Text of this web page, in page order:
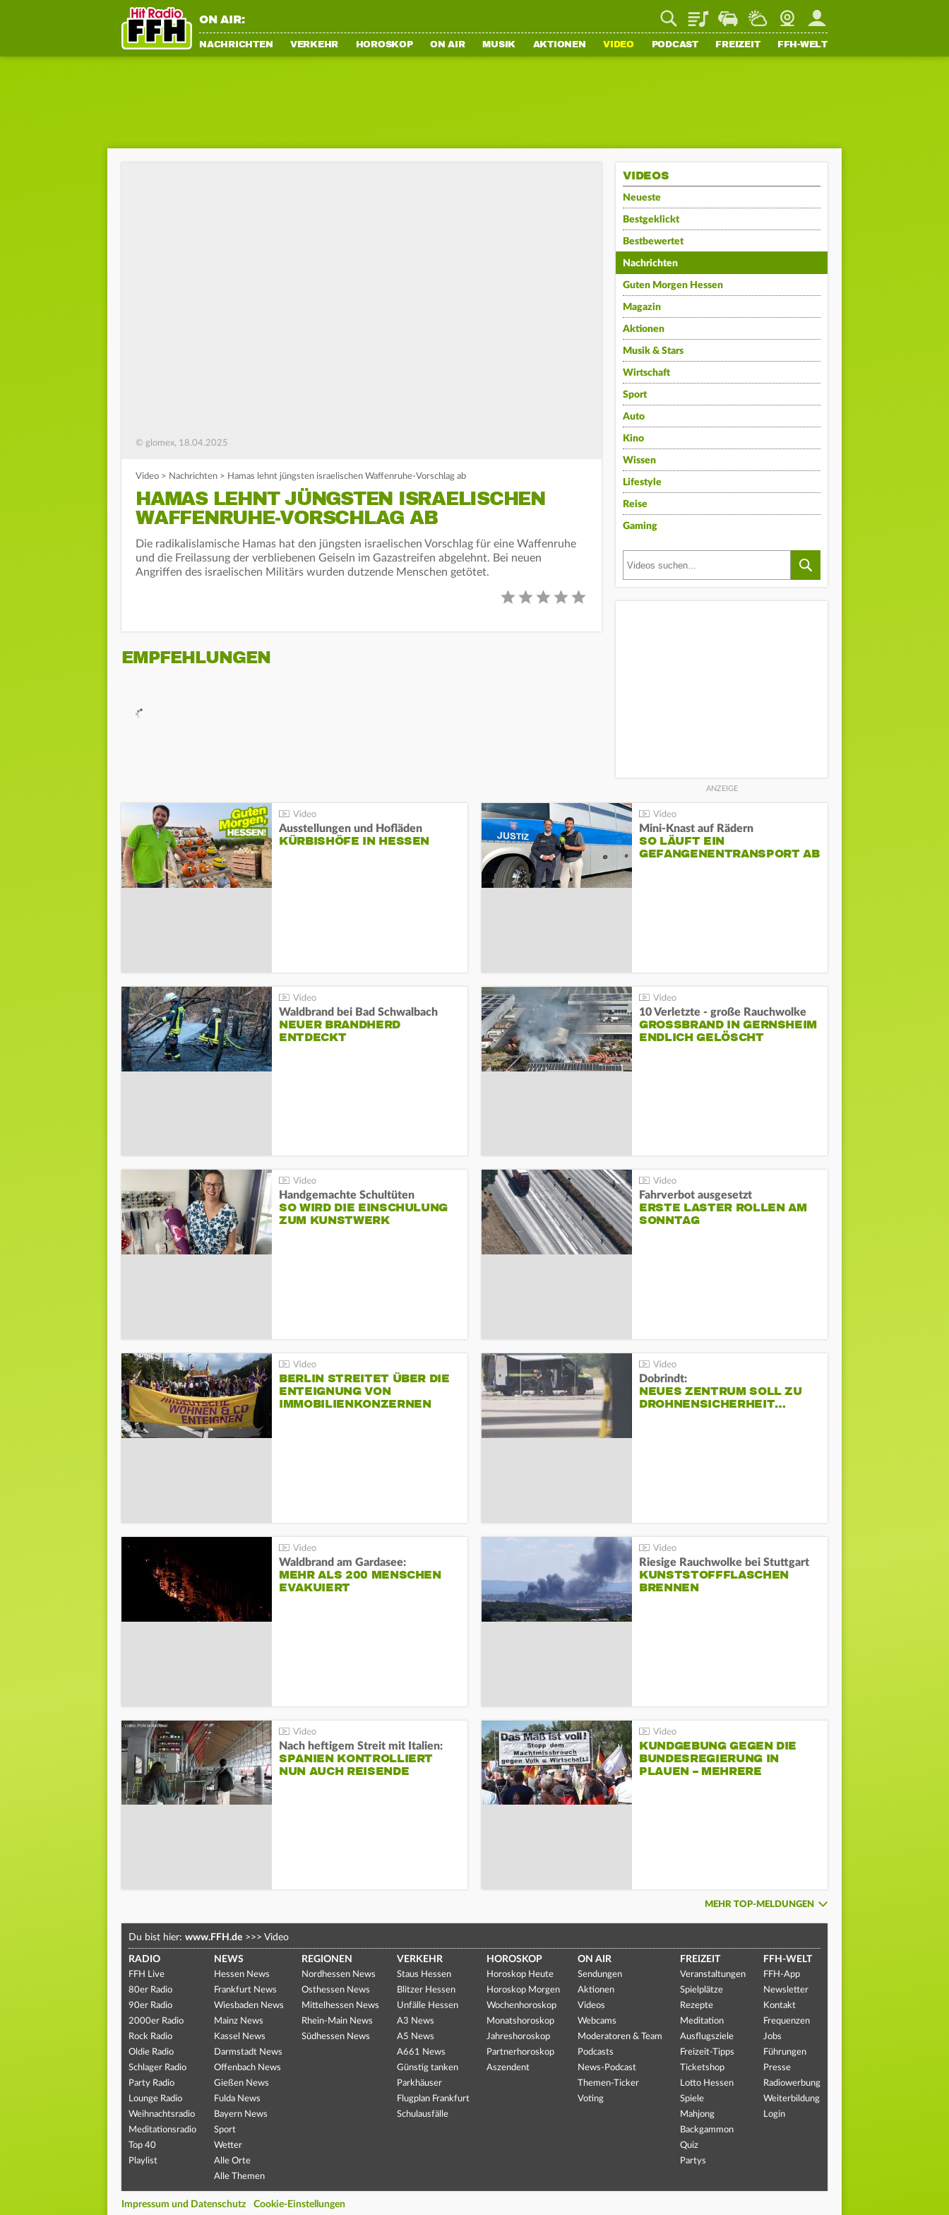
ON AIR: PlaylistStaupilotWetterWebcamMein FFH
NACHRICHTEN VERKEHR HOROSKOP ON AIR MUSIK AKTIONEN VIDEO PODCAST FREIZEIT FFH-WELT
© glomex, 18.04.2025
Video > Nachrichten > Hamas lehnt jüngsten israelischen Waffenruhe-Vorschlag ab
HAMAS LEHNT JÜNGSTEN ISRAELISCHEN
WAFFENRUHE-VORSCHLAG AB
Die radikalislamische Hamas hat den jüngsten israelischen Vorschlag für eine Waffenruhe
und die Freilassung der verbliebenen Geiseln im Gazastreifen abgelehnt. Bei neuen
Angriffen des israelischen Militärs wurden dutzende Menschen getötet.
EMPFEHLUNGEN
VIDEOS
Neueste
Bestgeklickt
Bestbewertet
Nachrichten
Guten Morgen Hessen
Magazin
Aktionen
Musik & Stars
Wirtschaft
Sport
Auto
Kino
Wissen
Lifestyle
Reise
Gaming
Ausstellungen und Hofläden
KÜRBISHÖFE IN HESSEN
Mini-Knast auf Rädern
SO LÄUFT EIN
GEFANGENENTRANSPORT AB
Waldbrand bei Bad Schwalbach
NEUER BRANDHERD
ENTDECKT
10 Verletzte - große Rauchwolke
GROSSBRAND IN GERNSHEIM E
NDLICH GELÖSCHT
Handgemachte Schultüten
SO WIRD DIE EINSCHULUNG
ZUM KUNSTWERK
Fahrverbot ausgesetzt
ERSTE LASTER ROLLEN AM
SONNTAG
BERLIN STREITET ÜBER DIE
ENTEIGNUNG VON
IMMOBILIENKONZERNEN
Dobrindt:
NEUES ZENTRUM SOLL ZU
DROHNENSICHERHEIT…
Waldbrand am Gardasee:
MEHR ALS 200 MENSCHEN
EVAKUIERT
Riesige Rauchwolke bei Stuttgart
KUNSTSTOFFFLASCHEN
BRENNEN
Nach heftigem Streit mit Italien:
SPANIEN KONTROLLIERT
NUN AUCH REISENDE
KUNDGEBUNG GEGEN DIE
BUNDESREGIERUNG IN
PLAUEN – MEHRERE
MEHR TOP-MELDUNGEN
Du bist hier: www.FFH.de >>> Video
RADIO
FFH Live
80er Radio
90er Radio
2000er Radio
Rock Radio
Oldie Radio
Schlager Radio
Party Radio
Lounge Radio
Weihnachtsradio
Meditationsradio
Top 40
Playlist
NEWS
Hessen News
Frankfurt News
Wiesbaden News
Mainz News
Kassel News
Darmstadt News
Offenbach News
Gießen News
Fulda News
Bayern News
Sport
Wetter
Alle Orte
Alle Themen
REGIONEN
Nordhessen News
Osthessen News
Mittelhessen News
Rhein-Main News
Südhessen News
VERKEHR
Staus Hessen
Blitzer Hessen
Unfälle Hessen
A3 News
A5 News
A661 News
Günstig tanken
Parkhäuser
Flugplan Frankfurt
Schulausfälle
HOROSKOP
Horoskop Heute
Horoskop Morgen
Wochenhoroskop
Monatshoroskop
Jahreshoroskop
Partnerhoroskop
Aszendent
ON AIR
Sendungen
Aktionen
Videos
Webcams
Moderatoren & Team
Podcasts
News-Podcast
Themen-Ticker
Voting
FREIZEIT
Veranstaltungen
Spielplätze
Rezepte
Meditation
Ausflugsziele
Freizeit-Tipps
Ticketshop
Lotto Hessen
Spiele
Mahjong
Backgammon
Quiz
Partys
FFH-WELT
FFH-App
Newsletter
Kontakt
Frequenzen
Jobs
Führungen
Presse
Radiowerbung
Weiterbildung
Login
Impressum und Datenschutz Cookie-Einstellungen